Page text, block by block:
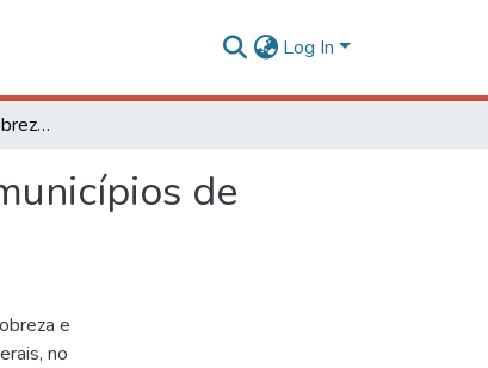
Log In
Inter-relação entre pobreza e meio ambiente para os municípios de Minas Gerais
de
e
no